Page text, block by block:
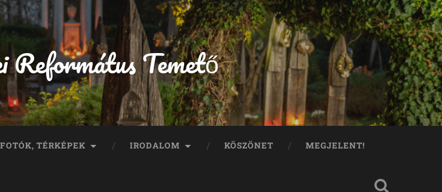
Református Temető
FOTÓK, TÉRKÉPEK IRODALOM KÖSZÖNET MEGJELENT!